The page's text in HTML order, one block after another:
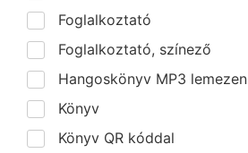
Foglalkoztató
Foglalkoztató, színező
Hangoskönyv MP3 lemezen
Könyv
Könyv QR kóddal